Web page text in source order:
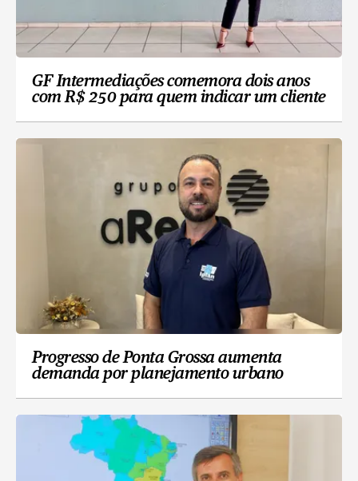
GF Intermediações comemora dois anos
com R$ 250 para quem indicar um cliente
Progresso de Ponta Grossa aumenta
demanda por planejamento urbano